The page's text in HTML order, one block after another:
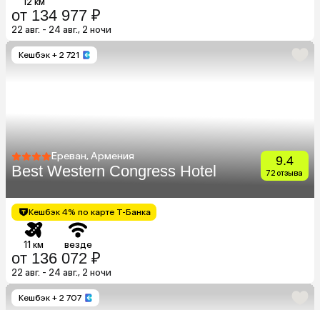
от 134 977 ₽
22 авг. - 24 авг., 2 ночи
Кешбэк + 2 721
Ереван, Армения
Best Western Congress Hotel
9.4
72 отзыва
Кешбэк 4% по карте Т-Банка
11 км везде
от 136 072 ₽
22 авг. - 24 авг., 2 ночи
Кешбэк + 2 707